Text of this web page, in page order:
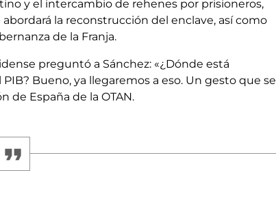
y el intercambio de rehenes por prisioneros,
la reconstrucción del enclave, así como
de la Franja.
preguntó a Sánchez: «¿Dónde está
Bueno, ya llegaremos a eso. Un gesto que se
de España de la OTAN.